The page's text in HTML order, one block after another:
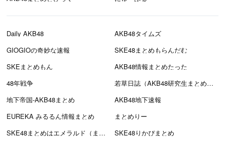
Daily AKB48
AKB48タイムズ
GIOGIOの奇妙な速報
SKE48まとめもらんだむ
SKEまとめもん
AKB48情報まとめたった
48年戦争
若草日誌（AKB48研究生まとめブログ）
地下帝国-AKB48まとめ
AKB48地下速報
EUREKA みるるん情報まとめ
まとめりー
SKE48まとめはエメラルド（まとえめ）
SKE48りかぴまとめ